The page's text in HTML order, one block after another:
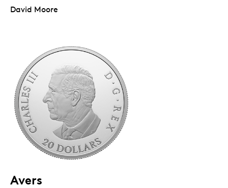
David Moore
Avers